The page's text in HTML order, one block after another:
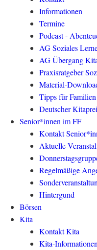
Informationen
Termine
Podcast -
AG Soziales
AG Übergang
Praxisratgeber
Material-
Tipps für Familien
Deutscher
Senior*innen im FF
Kontakt
Aktuelle
Regelmäßige
Hintergund
Börsen
Kita
Kontakt Kita
Kita-Informationen